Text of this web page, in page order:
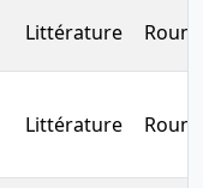
Littérature
Littérature